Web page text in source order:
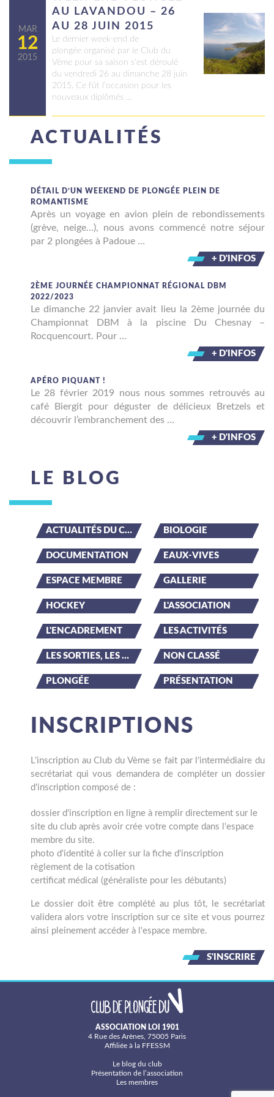
MAR
12
2015
AU LAVANDOU – 26
AU 28 JUIN 2015
Le dernier week-end de
plongée organisé par le Club du
Vème pour sa saison s’est déroulé
du vendredi 26 au dimanche 28 juin
2015. Ce fût l’occasion pour les
nouveaux diplômés …
ACTUALITÉS
DÉTAIL D’UN WEEKEND DE PLONGÉE PLEIN DE
ROMANTISME
Après un voyage en avion plein de rebondissements
(grève, neige…), nous avons commencé notre séjour
par 2 plongées à Padoue …
+ D'INFOS
2ÈME JOURNÉE CHAMPIONNAT RÉGIONAL DBM
2022/2023
Le dimanche 22 janvier avait lieu la 2ème journée du
Championnat DBM à la piscine Du Chesnay –
Rocquencourt. Pour …
+ D'INFOS
APÉRO PIQUANT !
Le 28 février 2019 nous nous sommes retrouvés au
café Biergit pour déguster de délicieux Bretzels et
découvrir l’embranchement des …
+ D'INFOS
LE BLOG
ACTUALITÉS DU CLUB BIOLOGIE
DOCUMENTATION EAUX-VIVES
ESPACE MEMBRE GALLERIE
HOCKEY L'ASSOCIATION
L'ENCADREMENT LES ACTIVITÉS
LES SORTIES, LES ÉVÉNEMENTS NON CLASSÉ
PLONGÉE PRÉSENTATION
INSCRIPTIONS
L'inscription au Club du Vème se fait par l'intermédiaire du
secrétariat qui vous demandera de compléter un dossier
d'inscription composé de :
dossier d'inscription en ligne à remplir directement sur le
site du club après avoir crée votre compte dans l'espace
membre du site.
photo d'identité à coller sur la fiche d'inscription
règlement de la cotisation
certificat médical (généraliste pour les débutants)
Le dossier doit être complété au plus tôt, le secrétariat
validera alors votre inscription sur ce site et vous pourrez
ainsi pleinement accéder à l'espace membre.
S'INSCRIRE
ASSOCIATION LOI 1901
4 Rue des Arènes, 75005 Paris
Affiliée à la FFESSM
Le blog du club
Présentation de l’association
Les membres